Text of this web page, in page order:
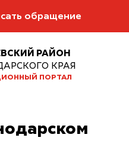
обращение
РАЙОН
КРАЯ
ПОРТАЛ